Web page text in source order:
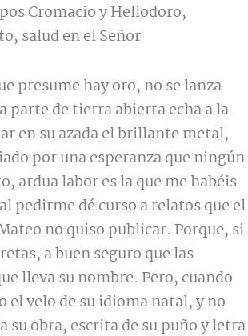
Cromacio y Heliodoro,
salud en el Señor
presume hay oro, no se lanza
de tierra abierta echa a la
en su azada el brillante metal,
por una esperanza que ningún
ardua labor es la que me habéis
pedirme dé curso a relatos que el
no quiso publicar. Porque, si
a buen seguro que las
lleva su nombre. Pero, cuando
el velo de su idioma natal, y no
su obra, escrita de su puño y letra